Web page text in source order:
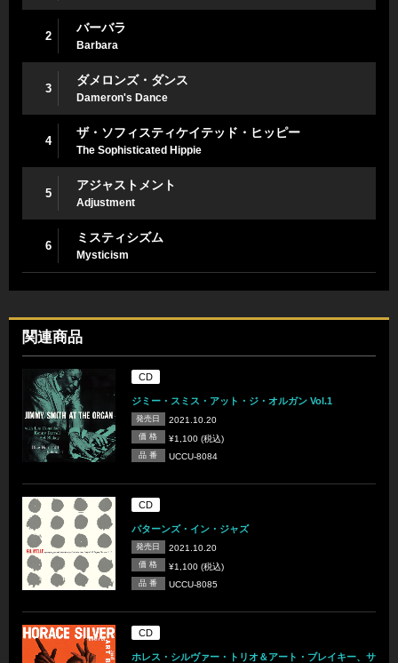
2
バーバラ
Barbara
3
ダメロンズ・ダンス
Dameron's Dance
4
ザ・ソフィスティケイテッド・ヒッピー
The Sophisticated Hippie
5
アジャストメント
Adjustment
6
ミスティシズム
Mysticism
関連商品
CD
ジミー・スミス・アット・ジ・オルガン Vol.1
発売日 2021.10.20
価 格 ¥1,100 (税込)
品 番 UCCU-8084
CD
パターンズ・イン・ジャズ
発売日 2021.10.20
価 格 ¥1,100 (税込)
品 番 UCCU-8085
CD
ホレス・シルヴァー・トリオ＆アート・ブレイキー、サ